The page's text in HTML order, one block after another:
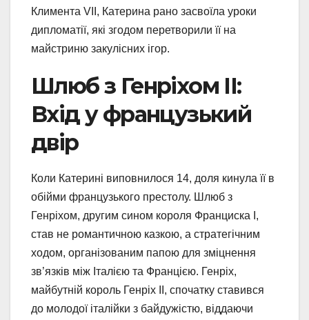
Климента VII, Катерина рано засвоїла уроки
дипломатії, які згодом перетворили її на
майстриню закулісних ігор.
Шлюб з Генріхом II:
Вхід у французький
двір
Коли Катерині виповнилося 14, доля кинула її в
обійми французького престолу. Шлюб з
Генріхом, другим сином короля Франциска I,
став не романтичною казкою, а стратегічним
ходом, організованим папою для зміцнення
зв’язків між Італією та Францією. Генріх,
майбутній король Генріх II, спочатку ставився
до молодої італійки з байдужістю, віддаючи